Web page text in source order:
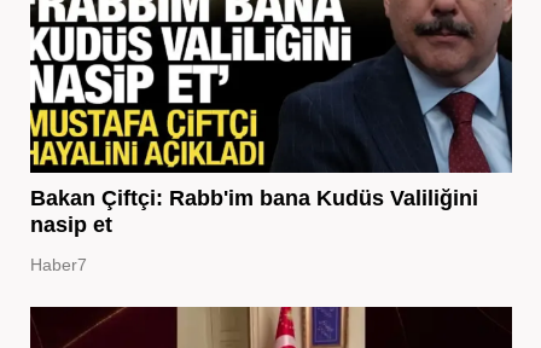
Bakan Çiftçi: Rabb'im bana Kudüs Valiliğini
nasip et
Haber7